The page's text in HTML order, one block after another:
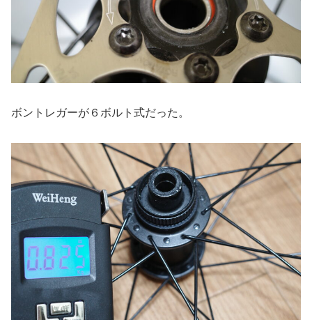
ボントレガーが６ボルト式だった。